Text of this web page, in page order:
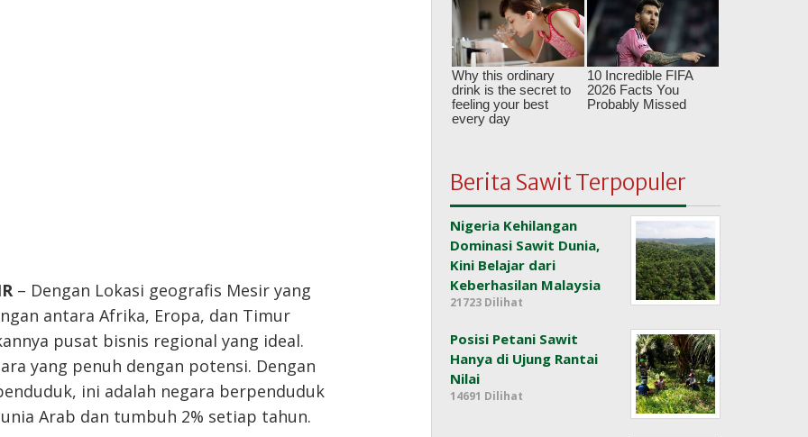
– Dengan Lokasi geografis Mesir yang
antara Afrika, Eropa, dan Timur
pusat bisnis regional yang ideal.
yang penuh dengan potensi. Dengan
ini adalah negara berpenduduk
Arab dan tumbuh 2% setiap tahun.
Berita Sawit Terpopuler
Nigeria Kehilangan
Dominasi Sawit Dunia,
Kini Belajar dari
Keberhasilan Malaysia
21723 Dilihat
Posisi Petani Sawit
Hanya di Ujung Rantai
Nilai
14691 Dilihat